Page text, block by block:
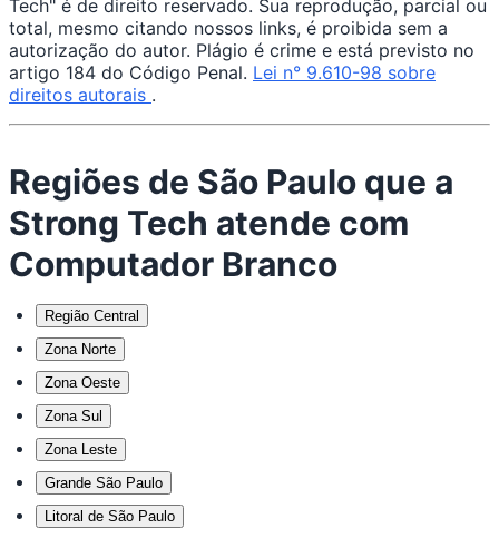
Tech" é de direito reservado. Sua reprodução, parcial ou
total, mesmo citando nossos links, é proibida sem a
autorização do autor. Plágio é crime e está previsto no
artigo 184 do Código Penal. Lei n° 9.610-98 sobre
direitos autorais .
Regiões de São Paulo que a
Strong Tech atende com
Computador Branco
Região Central
Zona Norte
Zona Oeste
Zona Sul
Zona Leste
Grande São Paulo
Litoral de São Paulo